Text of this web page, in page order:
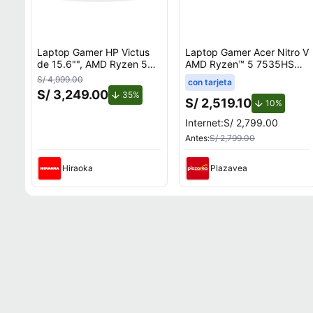
Laptop Gamer HP Victus
de 15.6"", AMD Ryzen 5
7535HS, NVIDIA GeForce
RTX 3050, 12GB RAM,
disco sólido de 512GB,
S/ 4,999.00
S/ 3,249.00 35% de descuento.
Hiraoka
Laptop Gamer Acer Nitro V
AMD Ryzen™ 5 7535HS
8GB RAM 512GB SSD
15.6"" RTX 3050
con tarjeta
S/ 2,519.10 10% de
Internet:S/ 2,799.00
Antes:S/ 2,799.00
Plazavea